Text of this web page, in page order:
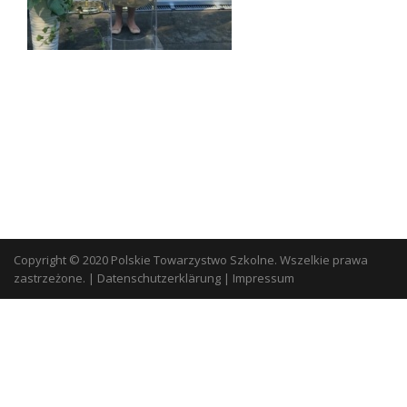
Copyright © 2020 Polskie Towarzystwo Szkolne. Wszelkie prawa
zastrzeżone. | Datenschutzerklärung | Impressum